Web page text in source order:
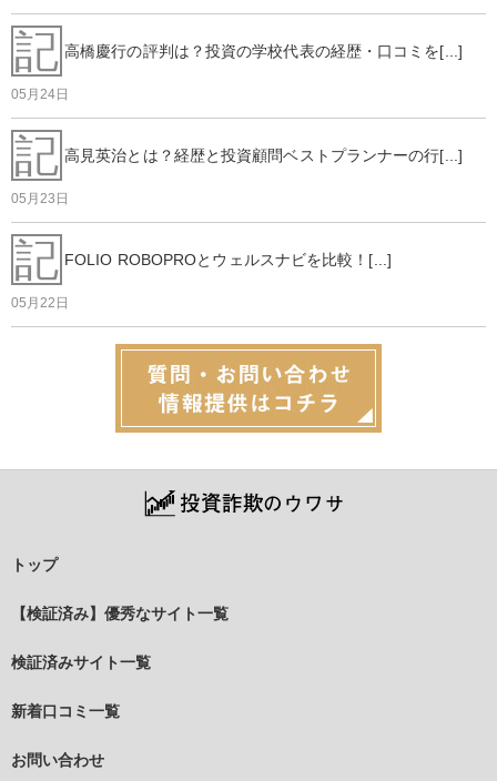
記 高橋慶行の評判は？投資の学校代表の経歴・口コミを[...]
05月24日
記 高見英治とは？経歴と投資顧問ベストプランナーの行[...]
05月23日
記 FOLIO ROBOPROとウェルスナビを比較！[...]
05月22日
トップ
【検証済み】優秀なサイト一覧
検証済みサイト一覧
新着口コミ一覧
お問い合わせ